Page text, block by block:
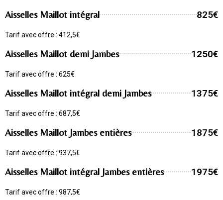
Aisselles Maillot intégral 825€
Tarif avec offre : 412,5€
Aisselles Maillot demi Jambes 1250€
Tarif avec offre : 625€
Aisselles Maillot intégral demi Jambes 1375€
Tarif avec offre : 687,5€
Aisselles Maillot Jambes entières 1875€
Tarif avec offre : 937,5€
Aisselles Maillot intégral Jambes entières 1975€
Tarif avec offre : 987,5€